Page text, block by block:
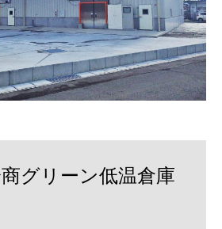
グリーン低温倉庫